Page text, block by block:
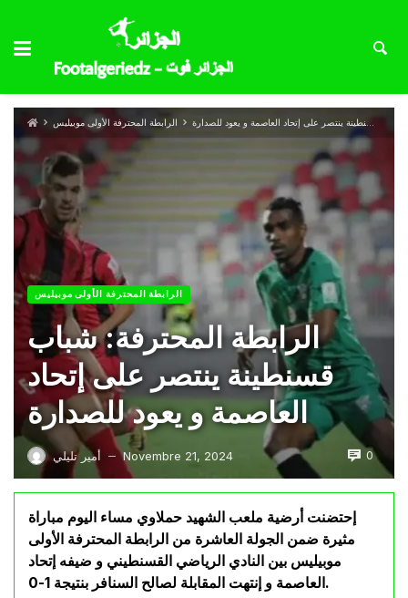
الرابطة المحترفة الأولى موبيليس الرابطة المحترفة: شباب قسنطينة ينتصر على إتحاد العاصمة و يعود للصدارة
الرابطة المحترفة الأولى موبيليس
الرابطة المحترفة: شباب
قسنطينة ينتصر على إتحاد
العاصمة و يعود للصدارة
أمير تليلي — Novembre 21, 2024 0
إحتضنت أرضية ملعب الشهيد حملاوي مساء اليوم مباراة
مثيرة ضمن الجولة العاشرة من الرابطة المحترفة الأولى
موبيليس بين النادي الرياضي القسنطيني و ضيفه إتحاد
العاصمة و إنتهت المقابلة لصالح السنافر بنتيجة 1-0.